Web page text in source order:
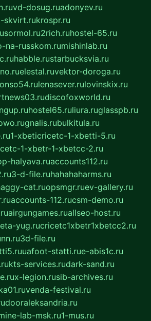
vd-dosug.ruadonyev.ru
skvirt.rukrospr.ru
sormol.ru2rich.ruhostel-65.ru
na-russkom.rumishinlab.ru
habble.rustarbucksvia.ru
elestal.ruvektor-doroga.ru
lenasever.rulovinskix.ru
discofoxworld.ru
hostel65.ruliura.ruglasspb.ru
gnalis.rubulkitula.ru
1-xbeticricetc-1-xbetti-5.ru
1-xbetr-1-xbetcc-2.ru
halyava.ruaccounts112.ru
3-d-file.ruhahahaharms.ru
cat.ruopsmgr.ruev-gallery.ru
accounts-112.rucsm-demo.ru
airgungames.ruallseo-host.ru
yug.rucricetc1xbetr1xbetcc2.ru
3d-file.ru
uafoot-statti.rue-abis1c.ru
kts-services.rudark-sand.ru
x-legion.rusib-archives.ru
venda-festival.ru
dooraleksandria.ru
lab-msk.ru1-mus.ru